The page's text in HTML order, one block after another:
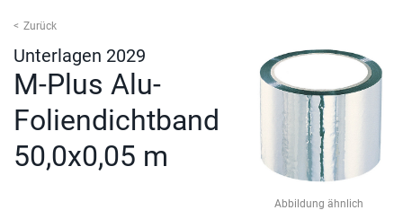
Zurück
Unterlagen 2029
M-Plus Alu-
Foliendichtband
50,0x0,05 m
Abbildung ähnlich